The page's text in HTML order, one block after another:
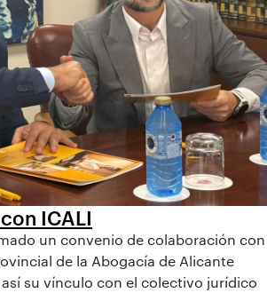
ICALI
un convenio de colaboración con
de la Abogacía de Alicante
su vínculo con el colectivo jurídico